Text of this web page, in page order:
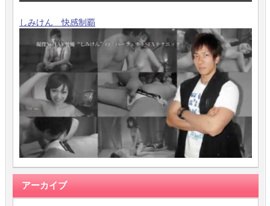
しみけん 快感制覇
アーカイブ